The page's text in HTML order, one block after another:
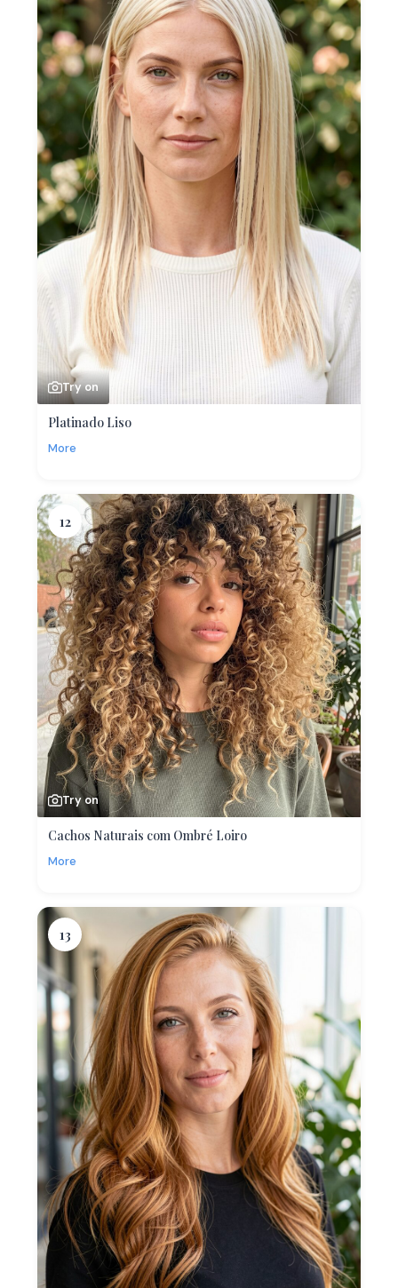
Try on
Platinado Liso
More
12
Try on
Cachos Naturais com Ombré Loiro
More
13